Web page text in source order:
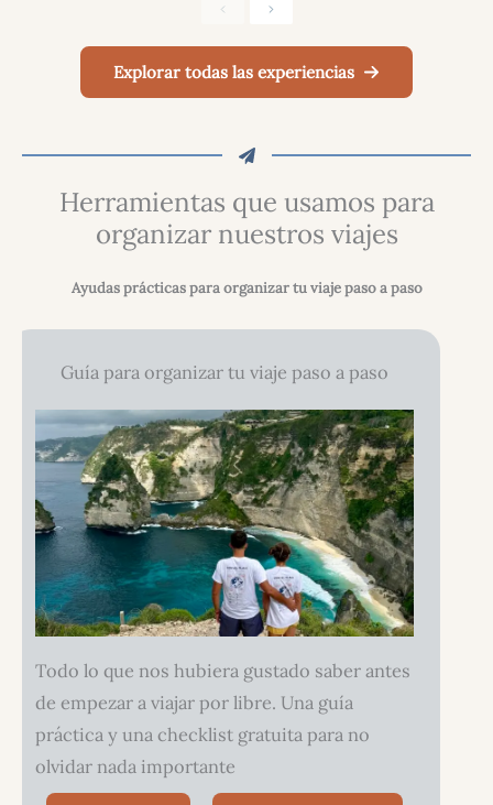
AnteriorSiguiente
Explorar todas las experiencias
Herramientas que usamos para
organizar nuestros viajes
Ayudas prácticas para organizar tu viaje paso a paso
Guía para organizar tu viaje paso a paso
Todo lo que nos hubiera gustado saber antes
de empezar a viajar por libre. Una guía
práctica y una checklist gratuita para no
olvidar nada importante